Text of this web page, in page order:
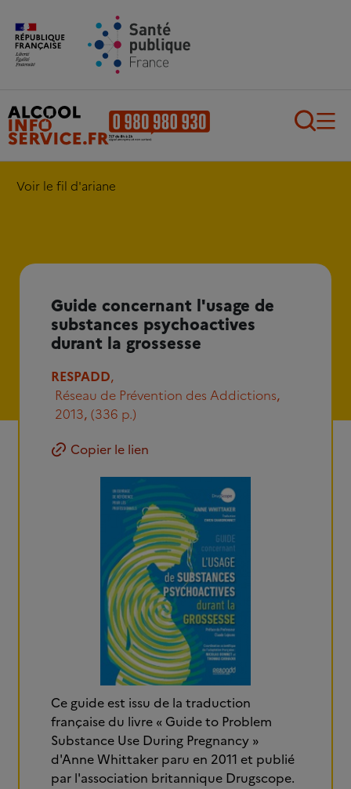
Aller au contenu principal
Voir le fil d'ariane
Guide concernant l'usage de
substances psychoactives
durant la grossesse
RESPADD,
Réseau de Prévention des Addictions,
2013, (336 p.)
Copier le lien
Ce guide est issu de la traduction
française du livre « Guide to Problem
Substance Use During Pregnancy »
d'Anne Whittaker paru en 2011 et publié
par l'association britannique Drugscope.